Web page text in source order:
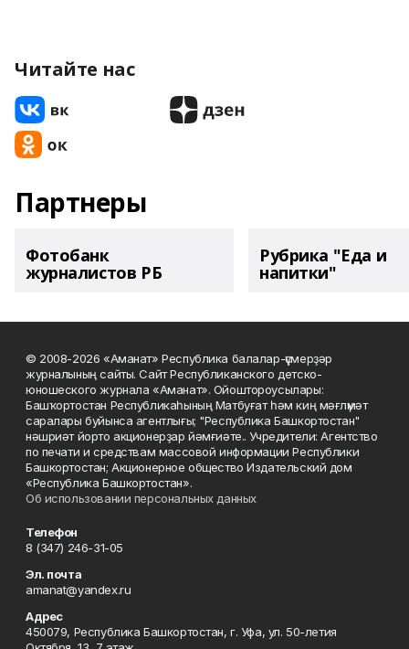
Читайте нас
Партнеры
Фотобанк
журналистов РБ
Рубрика "Еда и
напитки"
© 2008-2026 «Аманат» Республика балалар-үҫмерҙәр
журналының сайты. Сайт Республиканского детско-
юношеского журнала «Аманат». Ойоштороусылары:
Башҡортостан Республикаһының Матбуғат һәм киң мәғлүмәт
саралары буйынса агентлығы; "Республика Башкортостан"
нәшриәт йорто акционерҙар йәмғиәте.. Учредители: Агентство
по печати и средствам массовой информации Республики
Башкортостан; Акционерное общество Издательский дом
«Республика Башкортостан».
Об использовании персональных данных
Телефон
8 (347) 246-31-05
Эл. почта
amanat@yandex.ru
Адрес
450079, Республика Башкортостан, г. Уфа, ул. 50-летия